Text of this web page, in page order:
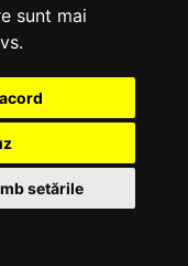
sunt mai
.
setările